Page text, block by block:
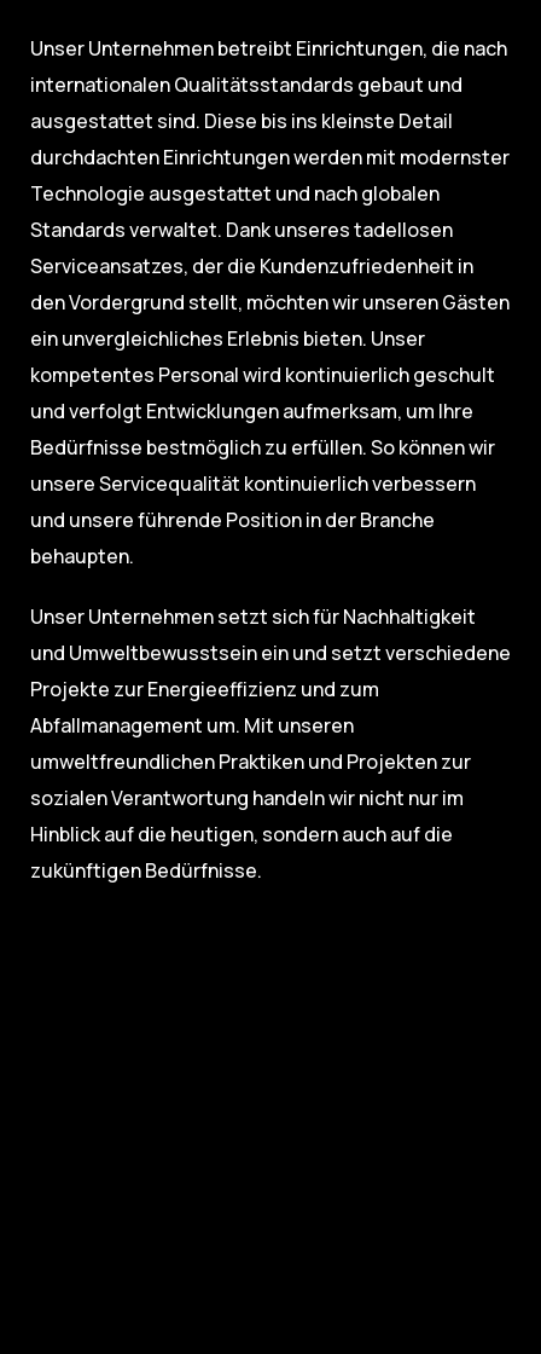
Unser Unternehmen betreibt Einrichtungen, die nach
internationalen Qualitätsstandards gebaut und
ausgestattet sind. Diese bis ins kleinste Detail
durchdachten Einrichtungen werden mit modernster
Technologie ausgestattet und nach globalen
Standards verwaltet. Dank unseres tadellosen
Serviceansatzes, der die Kundenzufriedenheit in
den Vordergrund stellt, möchten wir unseren Gästen
ein unvergleichliches Erlebnis bieten. Unser
kompetentes Personal wird kontinuierlich geschult
und verfolgt Entwicklungen aufmerksam, um Ihre
Bedürfnisse bestmöglich zu erfüllen. So können wir
unsere Servicequalität kontinuierlich verbessern
und unsere führende Position in der Branche
behaupten.
Unser Unternehmen setzt sich für Nachhaltigkeit
und Umweltbewusstsein ein und setzt verschiedene
Projekte zur Energieeffizienz und zum
Abfallmanagement um. Mit unseren
umweltfreundlichen Praktiken und Projekten zur
sozialen Verantwortung handeln wir nicht nur im
Hinblick auf die heutigen, sondern auch auf die
zukünftigen Bedürfnisse.